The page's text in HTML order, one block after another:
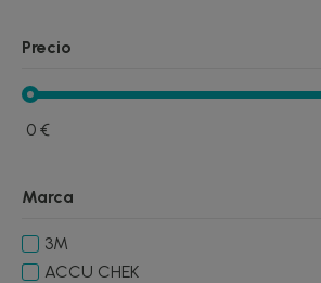
Precio
0 €
Marca
3M
ACCU CHEK